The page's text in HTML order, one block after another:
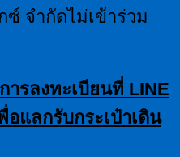
ซ์ จำกัดไม่เข้าร่วม
ารลงทะเบียนที่ LINE
อแลกรับกระเป๋าเดิน